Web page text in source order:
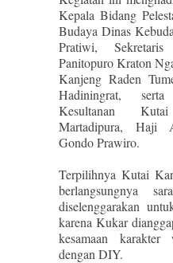
Kepala Bidang
Budaya Dinas
Pratiwi,
Panitopuro Kraton
Kanjeng Raden
Hadiningrat,
Kesultanan
Martadipura, Haji
Gondo Prawiro.
Terpilihnya Kutai
berlangsungnya
diselenggarakan
karena Kukar
kesamaan karakter
dengan DIY.